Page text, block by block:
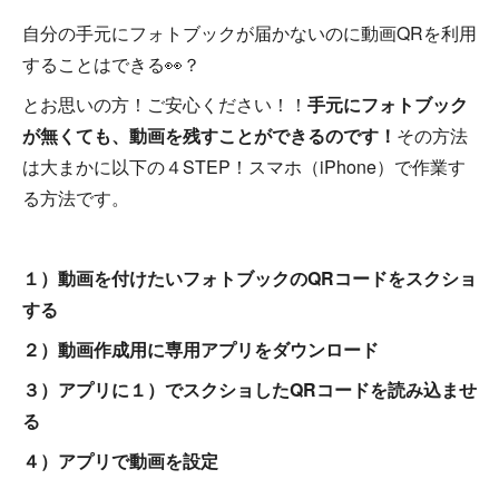
自分の手元にフォトブックが届かないのに動画QRを利用
することはできる👀？
とお思いの方！ご安心ください！！ 手元にフォトブック
が無くても、動画を残すことができるのです！ その方法
は大まかに以下の４STEP！スマホ（iPhone）で作業す
る方法です。
１）動画を付けたいフォトブックのQRコードをスクショ
する
２）動画作成用に専用アプリをダウンロード
３）アプリに１）でスクショしたQRコードを読み込ませ
る
４）アプリで動画を設定